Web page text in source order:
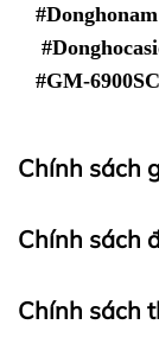
#GM-
Chính sách
Chính
Chính sách
Chính sách